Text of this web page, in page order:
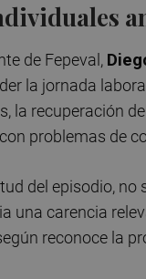
de Fepeval,
la jornada
la recuperación
problemas de
del episodio,
una carencia
reconoce la